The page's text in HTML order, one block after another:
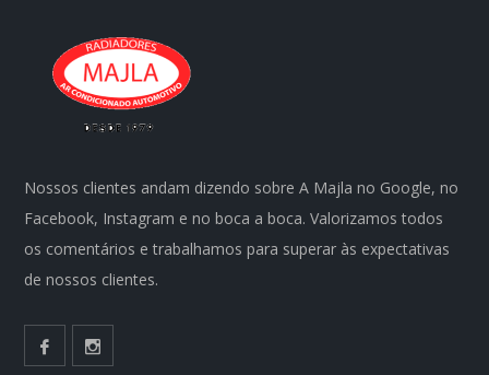
Nossos clientes andam dizendo sobre A Majla no Google, no
Facebook, Instagram e no boca a boca. Valorizamos todos
os comentários e trabalhamos para superar às expectativas
de nossos clientes.